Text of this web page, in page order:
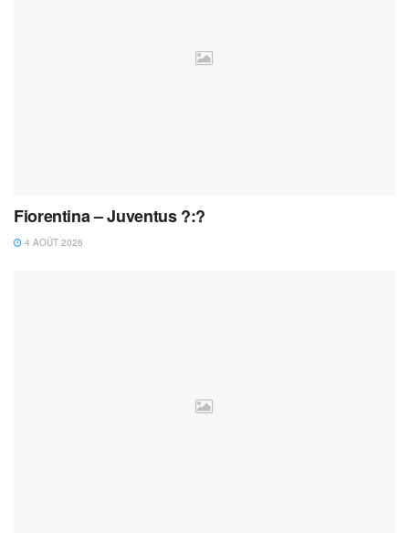
Fiorentina – Juventus ?:?
4 AOÛT 2026